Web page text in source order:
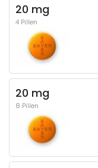
20 mg
4 Pillen
20 mg
8 Pillen